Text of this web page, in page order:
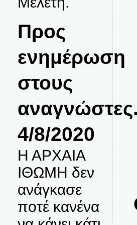
Προς
ενημέρωση
στους
αναγνώστες.
4/8/2020
Η ΑΡΧΑΙΑ
ΙΘΩΜΗ δεν
ανάγκασε
ποτέ κανένα